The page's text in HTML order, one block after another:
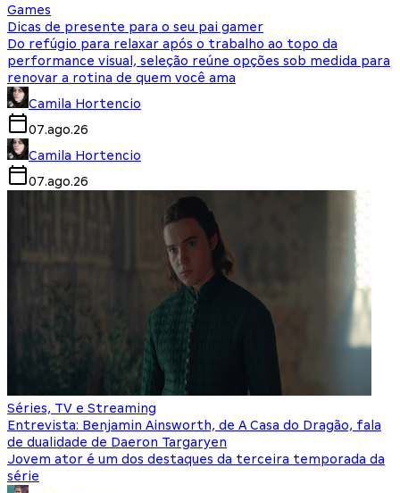
Games
Dicas de presente para o seu pai gamer
Do refúgio para relaxar após o trabalho ao topo da
performance visual, seleção reúne opções sob medida para
renovar a rotina de quem você ama
Camila Hortencio
07.ago.26
Camila Hortencio
07.ago.26
Séries, TV e Streaming
Entrevista: Benjamin Ainsworth, de A Casa do Dragão, fala
de dualidade de Daeron Targaryen
Jovem ator é um dos destaques da terceira temporada da
série